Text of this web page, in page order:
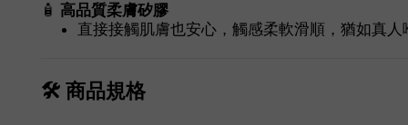
🧴 高品質柔膚矽膠
直接接觸肌膚也安心，觸感柔軟滑順，猶如真人
🛠️ 商品規格